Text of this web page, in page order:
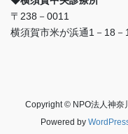
〒238－0011
横須賀市米が浜通1－18－
Copyright © NPO法人神奈
Powered by